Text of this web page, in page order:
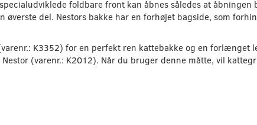
foldbare front kan åbnes således at
øverste del. Nestors bakke har en forhøjet bagside, som
K3352) for en perfekt ren kattebakke og en
(varenr.: K2012). Når du bruger denne måtte, vil